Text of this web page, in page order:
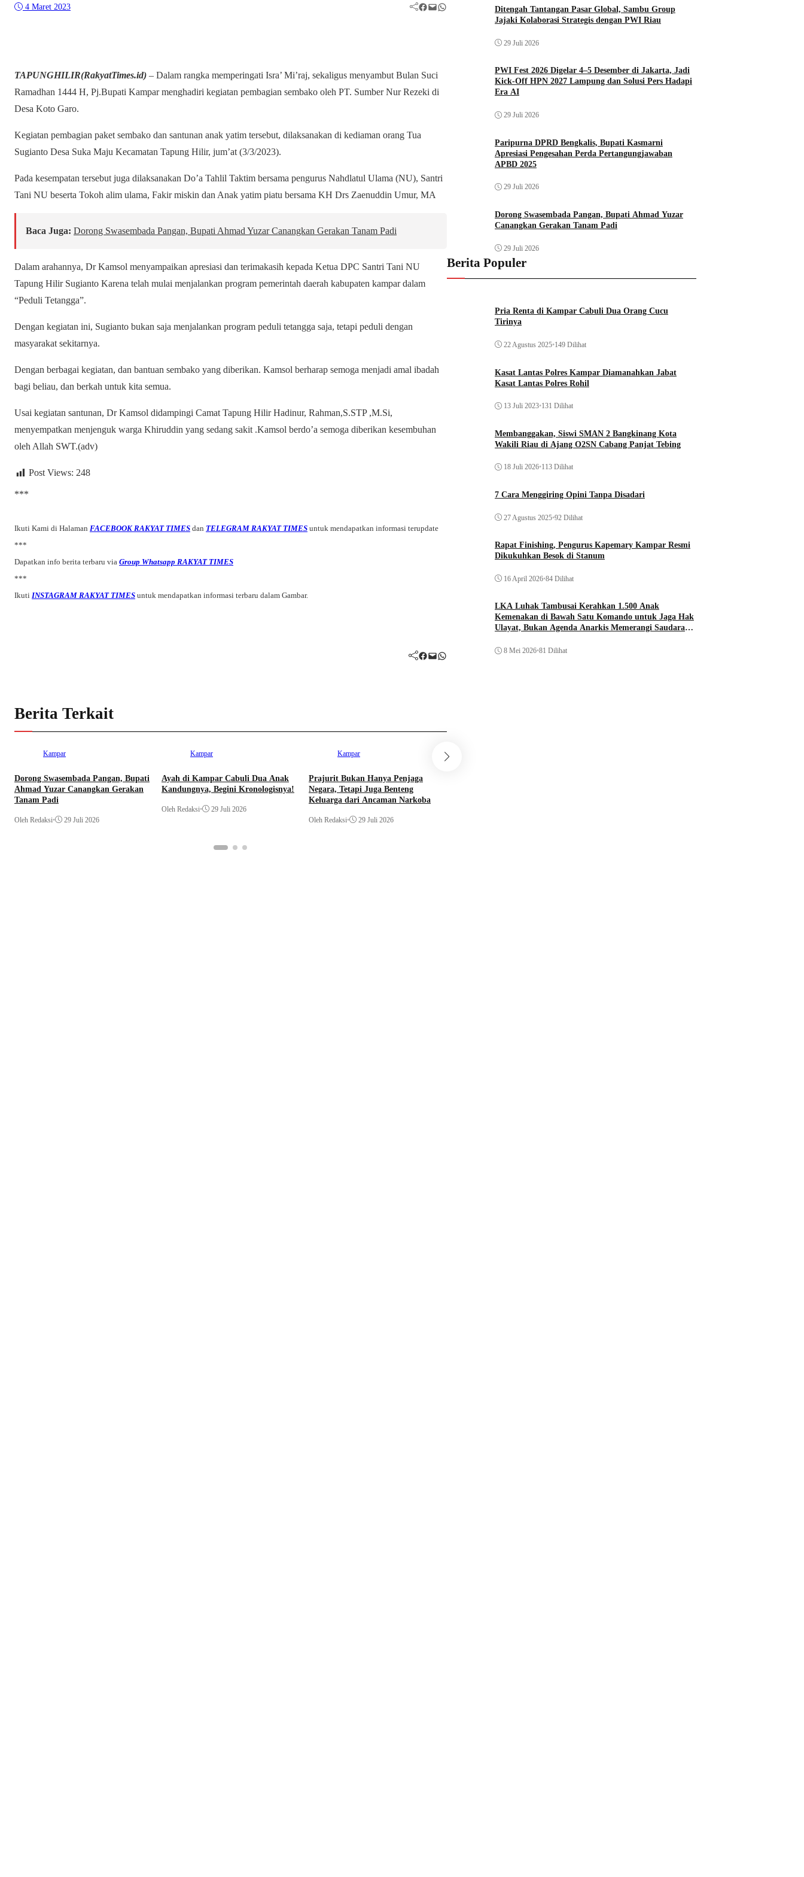
4 Maret 2023 Facebook Mail WhatsApp
TAPUNGHILIR(RakyatTimes.id) – Dalam rangka memperingati Isra’ Mi’raj, sekaligus menyambut Bulan Suci
Ramadhan 1444 H, Pj.Bupati Kampar menghadiri kegiatan pembagian sembako oleh PT. Sumber Nur Rezeki di
Desa Koto Garo.
Kegiatan pembagian paket sembako dan santunan anak yatim tersebut, dilaksanakan di kediaman orang Tua
Sugianto Desa Suka Maju Kecamatan Tapung Hilir, jum’at (3/3/2023).
Pada kesempatan tersebut juga dilaksanakan Do’a Tahlil Taktim bersama pengurus Nahdlatul Ulama (NU), Santri
Tani NU beserta Tokoh alim ulama, Fakir miskin dan Anak yatim piatu bersama KH Drs Zaenuddin Umur, MA
Baca Juga: Dorong Swasembada Pangan, Bupati Ahmad Yuzar Canangkan Gerakan Tanam Padi
Dalam arahannya, Dr Kamsol menyampaikan apresiasi dan terimakasih kepada Ketua DPC Santri Tani NU
Tapung Hilir Sugianto Karena telah mulai menjalankan program pemerintah daerah kabupaten kampar dalam
“Peduli Tetangga”.
Dengan kegiatan ini, Sugianto bukan saja menjalankan program peduli tetangga saja, tetapi peduli dengan
masyarakat sekitarnya.
Dengan berbagai kegiatan, dan bantuan sembako yang diberikan. Kamsol berharap semoga menjadi amal ibadah
bagi beliau, dan berkah untuk kita semua.
Usai kegiatan santunan, Dr Kamsol didampingi Camat Tapung Hilir Hadinur, Rahman,S.STP ,M.Si,
menyempatkan menjenguk warga Khiruddin yang sedang sakit .Kamsol berdo’a semoga diberikan kesembuhan
oleh Allah SWT.(adv)
Post Views: 248
***
Ikuti Kami di Halaman FACEBOOK RAKYAT TIMES dan TELEGRAM RAKYAT TIMES untuk mendapatkan informasi terupdate
***
Dapatkan info berita terbaru via Group Whatsapp RAKYAT TIMES
***
Ikuti INSTAGRAM RAKYAT TIMES untuk mendapatkan informasi terbaru dalam Gambar.
Facebook Mail WhatsApp
Berita Terkait
Kampar
Dorong Swasembada Pangan, Bupati
Ahmad Yuzar Canangkan Gerakan
Tanam Padi
Oleh Redaksi• 29 Juli 2026
Kampar
Ayah di Kampar Cabuli Dua Anak
Kandungnya, Begini Kronologisnya!
Oleh Redaksi• 29 Juli 2026
Kampar
Prajurit Bukan Hanya Penjaga
Negara, Tetapi Juga Benteng
Keluarga dari Ancaman Narkoba
Oleh Redaksi• 29 Juli 2026
Ditengah Tantangan Pasar Global, Sambu Group
Jajaki Kolaborasi Strategis dengan PWI Riau
29 Juli 2026
PWI Fest 2026 Digelar 4–5 Desember di Jakarta, Jadi
Kick-Off HPN 2027 Lampung dan Solusi Pers Hadapi
Era AI
29 Juli 2026
Paripurna DPRD Bengkalis, Bupati Kasmarni
Apresiasi Pengesahan Perda Pertangungjawaban
APBD 2025
29 Juli 2026
Dorong Swasembada Pangan, Bupati Ahmad Yuzar
Canangkan Gerakan Tanam Padi
29 Juli 2026
Berita Populer
Pria Renta di Kampar Cabuli Dua Orang Cucu
Tirinya
22 Agustus 2025•149 Dilihat
Kasat Lantas Polres Kampar Diamanahkan Jabat
Kasat Lantas Polres Rohil
13 Juli 2023•131 Dilihat
Membanggakan, Siswi SMAN 2 Bangkinang Kota
Wakili Riau di Ajang O2SN Cabang Panjat Tebing
18 Juli 2026•113 Dilihat
7 Cara Menggiring Opini Tanpa Disadari
27 Agustus 2025•92 Dilihat
Rapat Finishing, Pengurus Kapemary Kampar Resmi
Dikukuhkan Besok di Stanum
16 April 2026•84 Dilihat
LKA Luhak Tambusai Kerahkan 1.500 Anak
Kemenakan di Bawah Satu Komando untuk Jaga Hak
Ulayat, Bukan Agenda Anarkis Memerangi Saudara
8 Mei 2026•81 Dilihat